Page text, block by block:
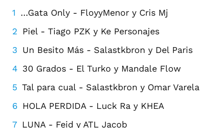
…Gata Only - FloyyMenor y Cris Mj
Piel - Tiago PZK y Ke Personajes
Un Besito Más - Salastkbron y Del Paris
30 Grados - El Turko y Mandale Flow
Tal para cual - Salastkbron y Omar Varela
HOLA PERDIDA - Luck Ra y KHEA
LUNA - Feid y ATL Jacob